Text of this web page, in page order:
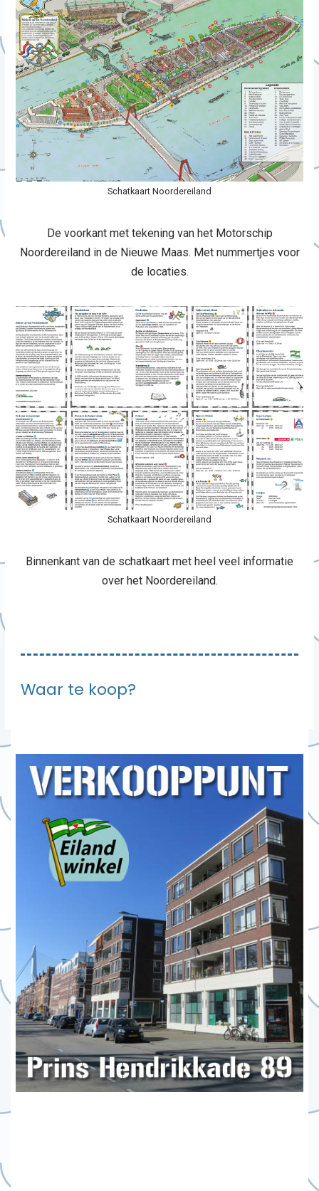
Schatkaart Noordereiland
De voorkant met tekening van het Motorschip
Noordereiland in de Nieuwe Maas. Met nummertjes voor
de locaties.
Schatkaart Noordereiland
Binnenkant van de schatkaart met heel veel informatie
over het Noordereiland.
Waar te koop?